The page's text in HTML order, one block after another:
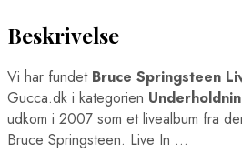
Beskrivelse
Vi har fundet Bruce Springsteen
Gucca.dk i kategorien
udkom i 2007 som et livealbum fra
Bruce Springsteen. Live In …